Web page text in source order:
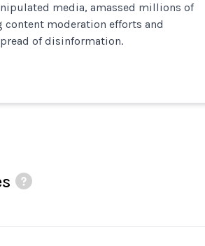
media, amassed millions of
content moderation efforts and
of disinformation.